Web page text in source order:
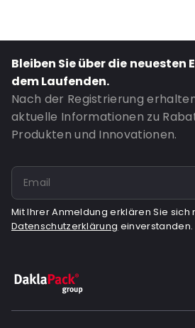
Bleiben Sie über die neuesten
dem Laufenden.
Nach der Registrierung
aktuelle Informationen zu
Produkten und Innovationen.
Mit Ihrer Anmeldung erklären Sie sich
Datenschutzerklärung einverstanden.